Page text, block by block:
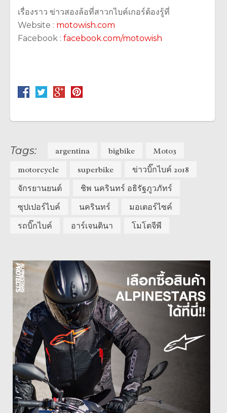
เรื่องราว ข่าวสองล้อที่สาวกไบค์เกอร์ต้องรู้ที่
Website : motowish.com
Facebook : facebook.com/motowish
Tags: argentina bigbike
Moto3
motorcycle
superbike
ข่าวบิ๊กไบค์ 2018
จักรยานยนต์
ชิพ นครินทร์ อธิรัฐภูวภัทร์
ซุปเปอร์ไบค์
นครินทร์
มอเตอร์ไซค์
รถบิ๊กไบค์
อาร์เจนตินา โมโตจีพี